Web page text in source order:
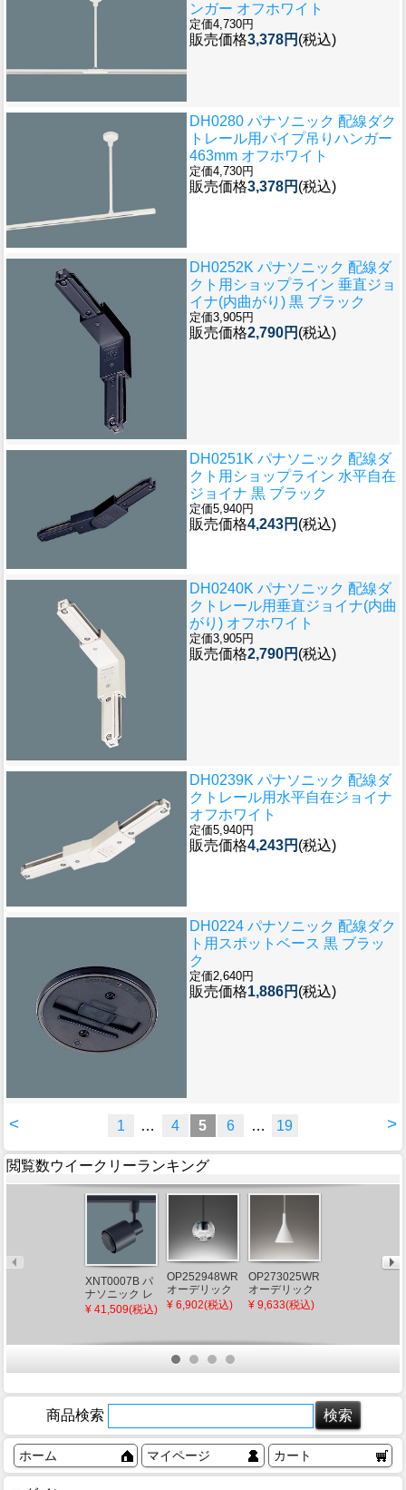
ンガー オフホワイト
定価4,730円
販売価格3,378円 (税込)
DH0280 パナソニック 配線ダク
トレール用パイプ吊りハンガー
463mm オフホワイト
定価4,730円
販売価格3,378円 (税込)
DH0252K パナソニック 配線ダ
クト用ショップライン 垂直ジョ
イナ(内曲がり) 黒 ブラック
定価3,905円
販売価格2,790円 (税込)
DH0251K パナソニック 配線ダ
クト用ショップライン 水平自在
ジョイナ 黒 ブラック
定価5,940円
販売価格4,243円 (税込)
DH0240K パナソニック 配線ダ
クトレール用垂直ジョイナ(内曲
がり) オフホワイト
定価3,905円
販売価格2,790円 (税込)
DH0239K パナソニック 配線ダ
クトレール用水平自在ジョイナ
オフホワイト
定価5,940円
販売価格4,243円 (税込)
DH0224 パナソニック 配線ダク
ト用スポットベース 黒 ブラッ
ク
定価2,640円
販売価格1,886円 (税込)
< >
1 … 4 5 6 … 19
閲覧数ウイークリーランキング
XNT0007B パ
ナソニック レ
ール用ワイヤ
ポットライト
¥ 41,509(税込)
OP252948WR
オーデリック
レール用ペン
LED（温白
色）
¥ 6,902(税込)
OP273025WR
オーデリック
レール用ペン
LED（温白
¥ 9,633(税込)
商品検索
ホーム マイページ カート